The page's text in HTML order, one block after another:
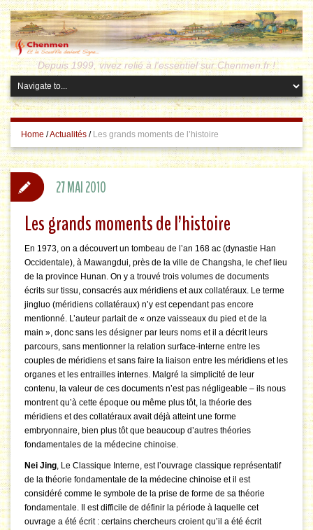
Depuis 1999, vivez relié à l'essentiel sur Chenmen.fr !
Home /Actualités / Les grands moments de l’histoire
Les grands moments de l’histoire
En 1973, on a découvert un tombeau de l’an 168 ac (dynastie Han
Occidentale), à Mawangdui, près de la ville de Changsha, le chef lieu
de la province Hunan. On y a trouvé trois volumes de documents
écrits sur tissu, consacrés aux méridiens et aux collatéraux. Le terme
jingluo (méridiens collatéraux) n’y est cependant pas encore
mentionné. L’auteur parlait de « onze vaisseaux du pied et de la
main », donc sans les désigner par leurs noms et il a décrit leurs
parcours, sans mentionner la relation surface-interne entre les
couples de méridiens et sans faire la liaison entre les méridiens et les
organes et les entrailles internes. Malgré la simplicité de leur
contenu, la valeur de ces documents n’est pas négligeable – ils nous
montrent qu’à cette époque ou même plus tôt, la théorie des
méridiens et des collatéraux avait déjà atteint une forme
embryonnaire, bien plus tôt que beaucoup d’autres théories
fondamentales de la médecine chinoise.
Nei Jing, Le Classique Interne, est l’ouvrage classique représentatif
de la théorie fondamentale de la médecine chinoise et il est
considéré comme le symbole de la prise de forme de sa théorie
fondamentale. Il est difficile de définir la période à laquelle cet
ouvrage a été écrit : certains chercheurs croient qu’il a été écrit
27 MAI 2010